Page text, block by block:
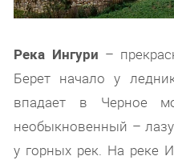
Река Ингури –
Берет начало у
впадает в Черное
необыкновенный –
у горных рек. На реке